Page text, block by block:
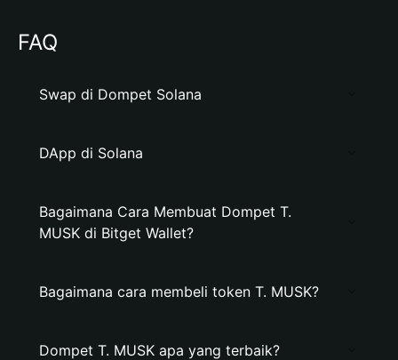
FAQ
Swap di Dompet Solana
DApp di Solana
Bagaimana Cara Membuat Dompet T.
MUSK di Bitget Wallet?
Bagaimana cara membeli token T. MUSK?
Dompet T. MUSK apa yang terbaik?